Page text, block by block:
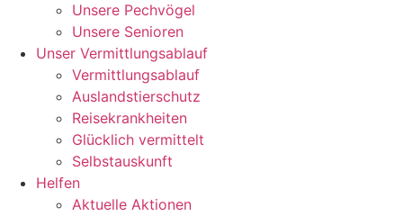
Unsere Pechvögel
Unsere Senioren
Unser Vermittlungsablauf
Vermittlungsablauf
Auslandstierschutz
Reisekrankheiten
Glücklich vermittelt
Selbstauskunft
Helfen
Aktuelle Aktionen